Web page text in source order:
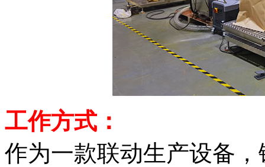
工作方式：
作为一款联动生产设备